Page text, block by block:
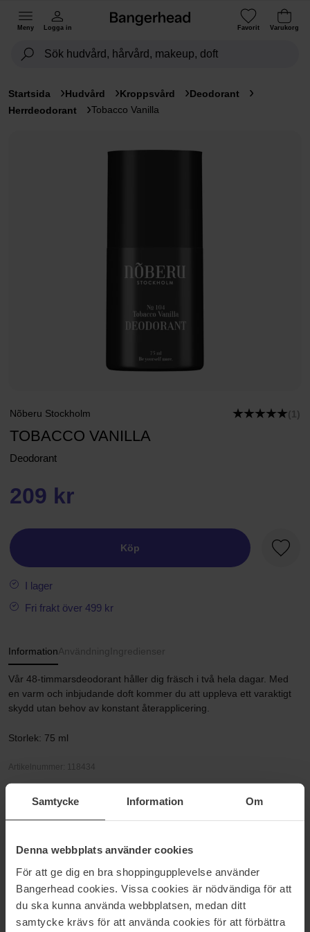
Samtycke Information Om
Denna webbplats använder cookies
För att ge dig en bra shoppingupplevelse använder
Bangerhead cookies. Vissa cookies är nödvändiga för att
du ska kunna använda webbplatsen, medan ditt
samtycke krävs för att använda cookies för att förbättra
Meny Logga in Favorit Varukorg
Startsida Hudvård Kroppsvård
Deodorant
Herrdeodorant
Tobacco Vanilla
Nõberu Stockholm (1)
TOBACCO VANILLA
Deodorant
209 kr
Köp
I lager
Fri frakt över 499 kr
InformationAnvändning Ingredienser
Vår 48-timmarsdeodorant håller dig fräsch i två hela dagar. Med
en varm och inbjudande doft kommer du att uppleva ett varaktigt
skydd utan behov av konstant återapplicering.
Storlek: 75 ml
Artikelnummer: 118434
Deodorant
Herrdeodorant
Tobacco Vanilla